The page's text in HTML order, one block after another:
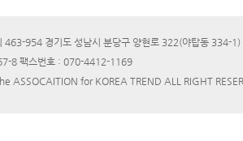
463-954 경기도 성남시 분당구 양현로 322(야탑동 334-
8 팩스번호 : 070-4412-1169
ASSOCAITION for KOREA TREND ALL RIGHT